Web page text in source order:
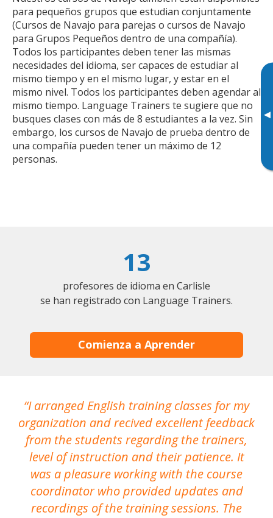
▸
para pequeños grupos que estudian conjuntamente
(Cursos de Navajo para parejas o cursos de Navajo
para Grupos Pequeños dentro de una compañía).
Todos los participantes deben tener las mismas
necesidades del idioma, ser capaces de estudiar al
mismo tiempo y en el mismo lugar, y estar en el
mismo nivel. Todos los participantes deben agendar al
mismo tiempo. Language Trainers te sugiere que no
busques clases con más de 8 estudiantes a la vez. Sin
embargo, los cursos de Navajo de prueba dentro de
una compañía pueden tener un máximo de 12
personas.
13
profesores de idioma en Carlisle
se han registrado con Language Trainers.
Comienza a Aprender
I arranged English training classes for my
organization and recived excellent feedback
from the students regarding the trainers,
level of instruction and their patience. It
was a pleasure working with the course
coordinator who provided updates and
recordings of the training sessions. The